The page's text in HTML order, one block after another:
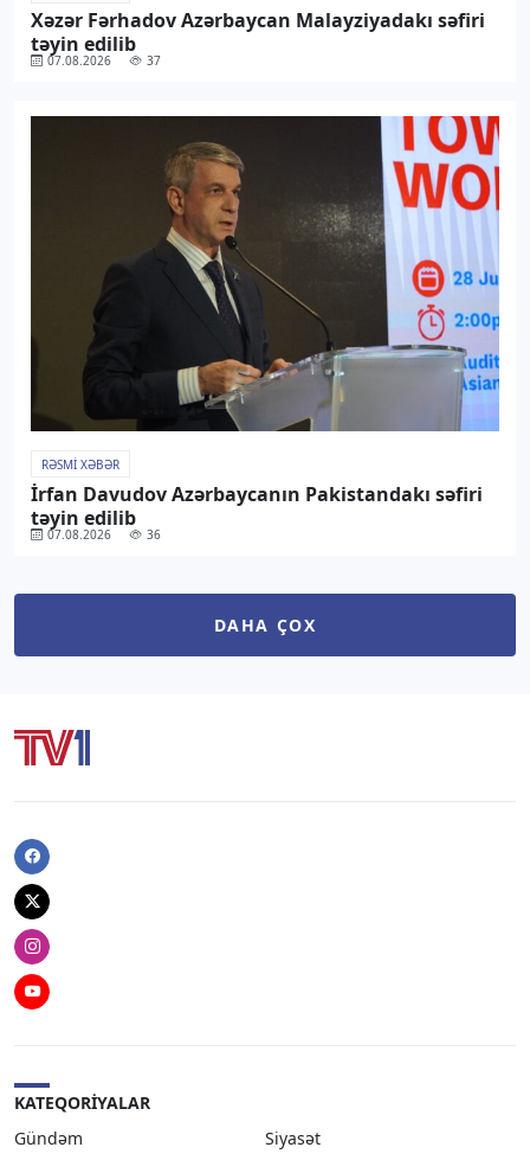
Xəzər Fərhadov Azərbaycan Malayziyadakı səfiri
təyin edilib
07.08.2026 37
RƏSMI XƏBƏR
İrfan Davudov Azərbaycanın Pakistandakı səfiri
təyin edilib
07.08.2026 36
DAHA ÇOX
Facebook
Twitter
Instagram
Youtube
KATEQORIYALAR
Gündəm
Siyasət